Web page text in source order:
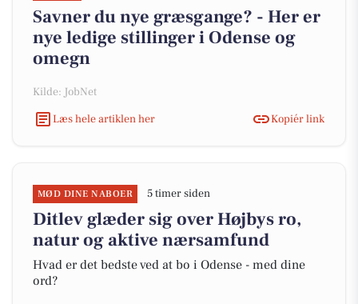
Savner du nye græsgange? - Her er
nye ledige stillinger i Odense og
omegn
Kilde: JobNet
Læs hele artiklen her
Kopiér link
MØD DINE NABOER 5 timer siden
Ditlev glæder sig over Højbys ro,
natur og aktive nærsamfund
Hvad er det bedste ved at bo i Odense - med dine
ord?